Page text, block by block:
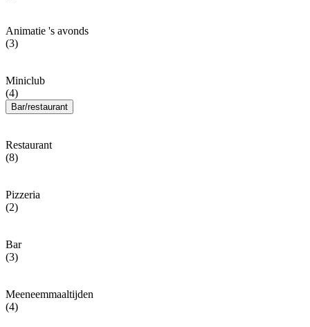
Animatie 's avonds
(3)
Miniclub
(4)
Bar/restaurant
Restaurant
(8)
Pizzeria
(2)
Bar
(3)
Meeneemmaaltijden
(4)